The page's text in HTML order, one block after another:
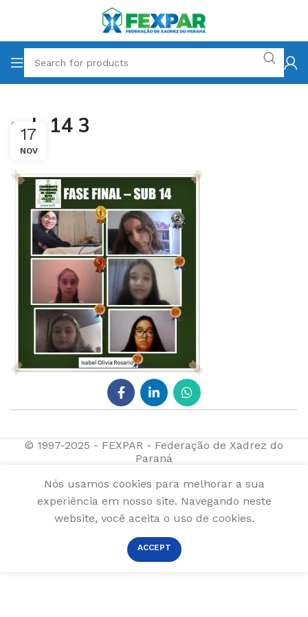
sub 14 3
17
NOV
© 1997-2025 - FEXPAR - Federação de Xadrez do
Paraná
Nós usamos cookies para melhorar a sua
experiência em nosso site. Navegando neste
website, você aceita o uso de cookies.
ACCEPT